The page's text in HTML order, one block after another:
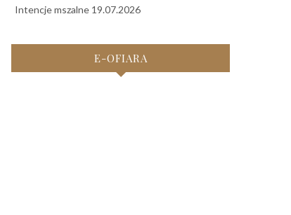
Intencje mszalne 19.07.2026
E-OFIARA